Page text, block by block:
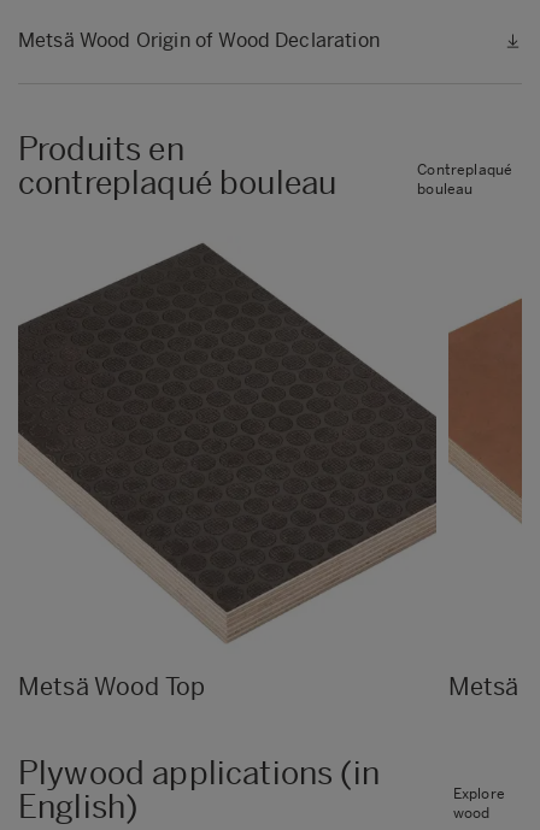
Metsä Wood Origin of Wood Declaration
Produits en
contreplaqué bouleau
Contreplaqué
bouleau
Metsä Wood Top Metsä
Plywood applications (in
English)
Explore
wood